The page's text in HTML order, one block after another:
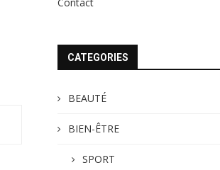
CATEGORIES
BEAUTÉ
BIEN-ÊTRE
SPORT